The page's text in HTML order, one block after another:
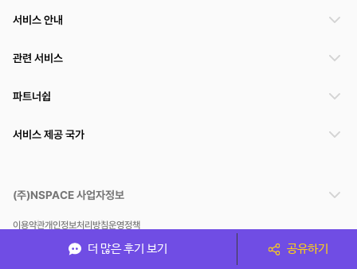
더 많은 후기 보기 공유하기
서비스 안내
관련 서비스
파트너쉽
서비스 제공 국가
(주)NSPACE 사업자정보
이용약관개인정보처리방침운영정책
스페이스클라우드는 통신판매중개자이며 통신판매의 당사자가 아닙니다. 따라서 스페이스클
라우드는 공간 거래정보 및 거래에 대해 책임지지 않습니다.